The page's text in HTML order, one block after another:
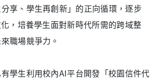
分享、學生再創新」的正向循環，逐步
，培養學生面對新時代所需的跨域整
職場競爭力。
學生利用校內AI平台開發「校園信件代